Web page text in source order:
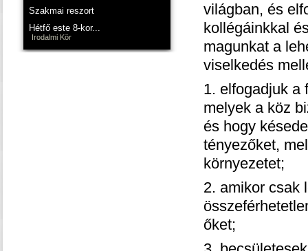
Szakmai reszort
Hétfő este 8-kor...
Irodalmi Kör
világban, és
kollégáinkkal
magunkat a
viselkedés
1. elfogadjuk a
melyek a köz
és hogy
tényezőket,
környezetet;
2. amikor csak
őket;